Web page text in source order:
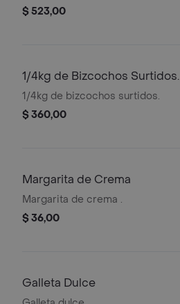
$ 523,00
1/4kg de Bizcochos Surtidos.
1/4kg de bizcochos surtidos.
$ 360,00
Margarita de Crema
Margarita de crema .
$ 36,00
Galleta Dulce